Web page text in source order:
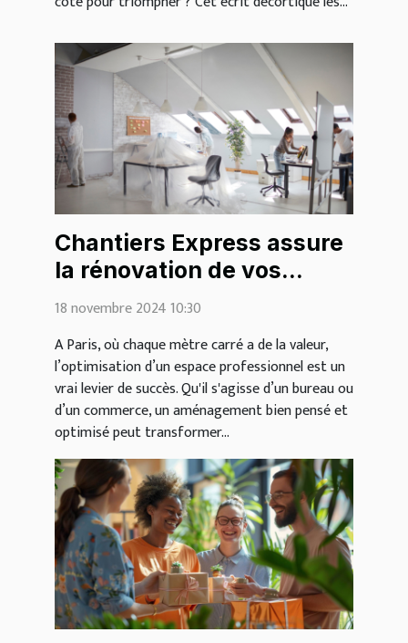
Chantiers Express assure
la rénovation de vos
bureaux et commerces
potentiel à Paris !
18 novembre 2024 10:30
A Paris, où chaque mètre carré a de la valeur,
l’optimisation d’un espace professionnel est un
vrai levier de succès. Qu'il s'agisse d’un bureau ou
d’un commerce, un aménagement bien pensé et
optimisé peut transformer...